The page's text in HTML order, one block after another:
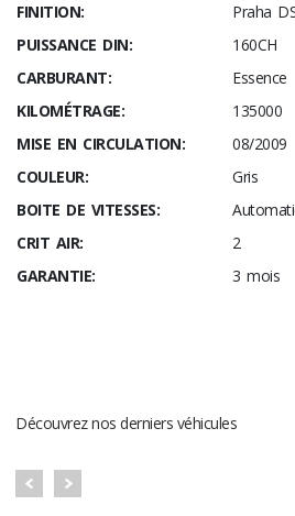
FINITION:
Praha
PUISSANCE DIN:
160CH
CARBURANT:
Essence
KILOMÉTRAGE:
135000
MISE EN CIRCULATION:
08/2009
COULEUR:
Gris
BOITE DE VITESSES:
CRIT AIR:
2
GARANTIE:
3 mois
Découvrez nos derniers véhicules